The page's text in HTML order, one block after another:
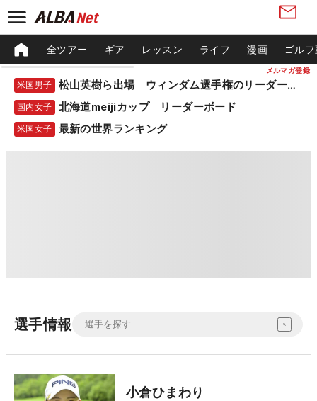
メルマガ登録
全ツアー ギア レッスン ライフ 漫画 ゴル
米国男子 松山英樹ら出場 ウィンダム選手権のリーダーボード
国内女子 北海道meijiカップ リーダーボード
米国女子 最新の世界ランキング
選手情報
小倉ひまわり